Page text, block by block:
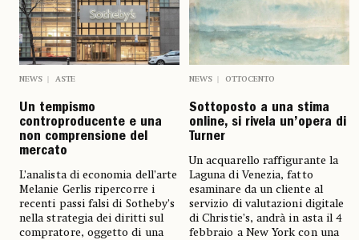
NEWS ASTE
Un tempismo
controproducente e una
non comprensione del
mercato
L’analista di economia dell’arte
Melanie Gerlis ripercorre i
recenti passi falsi di Sotheby’s
nella strategia dei diritti sul
compratore, oggetto di una
NEWS OTTOCENTO
Sottoposto a una stima
online, si rivela un’opera di
Turner
Un acquarello raffigurante la
Laguna di Venezia, fatto
esaminare da un cliente al
servizio di valutazioni digitale
di Christie’s, andrà in asta il 4
febbraio a New York con una